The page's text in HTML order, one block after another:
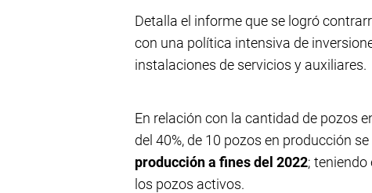
Detalla el informe que se logró
con una política intensiva de
instalaciones de servicios y auxiliares.
En relación con la cantidad de pozos
del 40%, de 10 pozos en producción
producción a fines del 2022;
los pozos activos.